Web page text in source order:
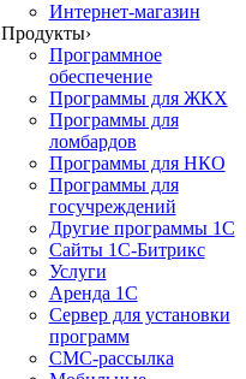
Интернет-магазин
Продукты›
Программное
обеспечение
Программы для ЖКХ
Программы для
ломбардов
Программы для НКО
Программы для
госучреждений
Другие программы 1С
Сайты 1С-Битрикс
Услуги
Аренда 1С
Сервер для установки
программ
СМС-рассылка